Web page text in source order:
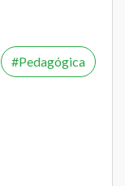
Pedagógica